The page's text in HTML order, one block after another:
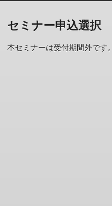
セミナー申込選択
本セミナーは受付期間外です。